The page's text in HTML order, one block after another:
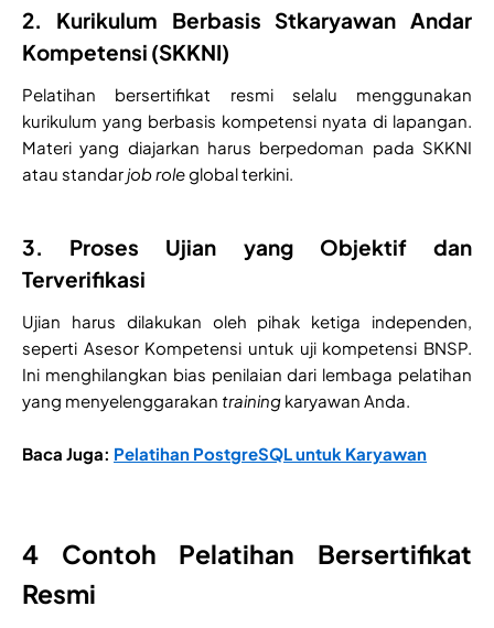
2. Kurikulum Berbasis Stkaryawan Andar
Kompetensi (SKKNI)
Pelatihan bersertifikat resmi selalu menggunakan
kurikulum yang berbasis kompetensi nyata di lapangan.
Materi yang diajarkan harus berpedoman pada SKKNI
atau standarjob roleglobal terkini.
3. Proses Ujian yang Objektif dan
Terverifikasi
Ujian harus dilakukan oleh pihak ketiga independen,
seperti Asesor Kompetensi untuk uji kompetensi BNSP.
Ini menghilangkan bias penilaian dari lembaga pelatihan
yang menyelenggarakan training karyawan Anda.
Baca Juga: Pelatihan PostgreSQL untuk Karyawan
4 Contoh Pelatihan Bersertifikat
Resmi